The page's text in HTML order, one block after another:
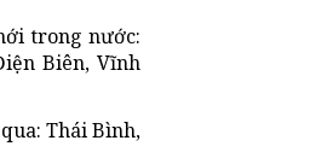
trong nước:
Biên, Vĩnh
Thái Bình,